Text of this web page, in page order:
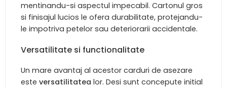
mentinandu-si aspectul impecabil. Cartonul gros
si finisajul lucios le ofera durabilitate, protejandu-
le impotriva petelor sau deteriorarii accidentale.
Versatilitate si functionalitate
Un mare avantaj al acestor carduri de asezare
este versatilitatea lor. Desi sunt concepute initial